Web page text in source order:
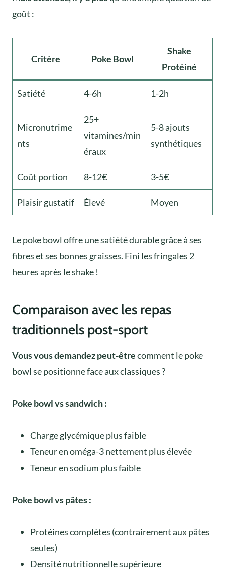
goût :
Critère Poke Bowl
Shake
Protéiné
Satiété 4-6h 1-2h
Micronutrime
nts
25+
vitamines/min
éraux
5-8 ajouts
synthétiques
Coût portion 8-12€ 3-5€
Plaisir gustatif Élevé Moyen
Le poke bowl offre une satiété durable grâce à ses
fibres et ses bonnes graisses. Fini les fringales 2
heures après le shake !
Comparaison avec les repas
traditionnels post-sport
Vous vous demandez peut-êtrecomment le poke
bowl se positionne face aux classiques ?
Poke bowl vs sandwich :
Charge glycémique plus faible
Teneur en oméga-3 nettement plus élevée
Teneur en sodium plus faible
Poke bowl vs pâtes :
Protéines complètes (contrairement aux pâtes
seules)
Densité nutritionnelle supérieure